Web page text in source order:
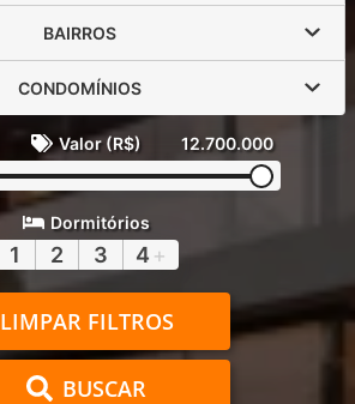
BAIRROS
CONDOMÍNIOS
Valor (R$) 12.700.000
Dormitórios
1 2 3 4 +
LIMPAR FILTROS
BUSCAR